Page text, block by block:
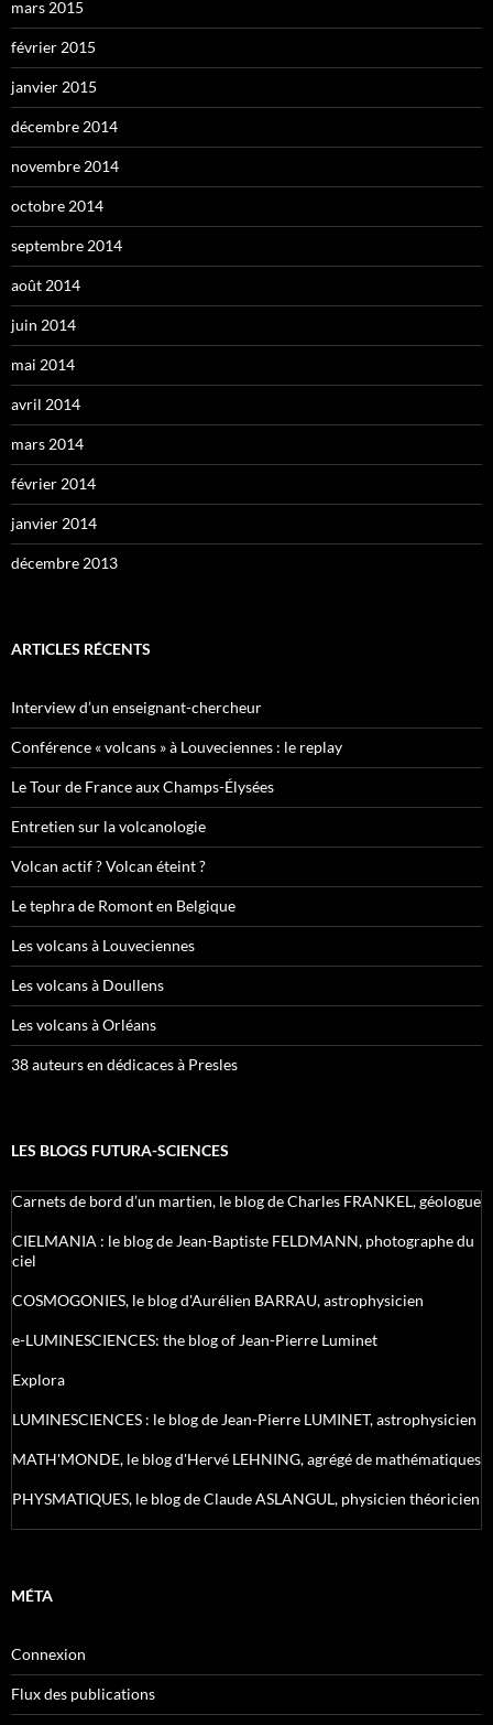
mars 2015
février 2015
janvier 2015
décembre 2014
novembre 2014
octobre 2014
septembre 2014
août 2014
juin 2014
mai 2014
avril 2014
mars 2014
février 2014
janvier 2014
décembre 2013
ARTICLES RÉCENTS
Interview d’un enseignant-chercheur
Conférence « volcans » à Louveciennes : le replay
Le Tour de France aux Champs-Élysées
Entretien sur la volcanologie
Volcan actif ? Volcan éteint ?
Le tephra de Romont en Belgique
Les volcans à Louveciennes
Les volcans à Doullens
Les volcans à Orléans
38 auteurs en dédicaces à Presles
LES BLOGS FUTURA-SCIENCES
Carnets de bord d’un martien, le blog de Charles FRANKEL, géologue
CIELMANIA : le blog de Jean-Baptiste FELDMANN, photographe du
ciel
COSMOGONIES, le blog d'Aurélien BARRAU, astrophysicien
e-LUMINESCIENCES: the blog of Jean-Pierre Luminet
Explora
LUMINESCIENCES : le blog de Jean-Pierre LUMINET, astrophysicien
MATH'MONDE, le blog d'Hervé LEHNING, agrégé de mathématiques
PHYSMATIQUES, le blog de Claude ASLANGUL, physicien théoricien
MÉTA
Connexion
Flux des publications